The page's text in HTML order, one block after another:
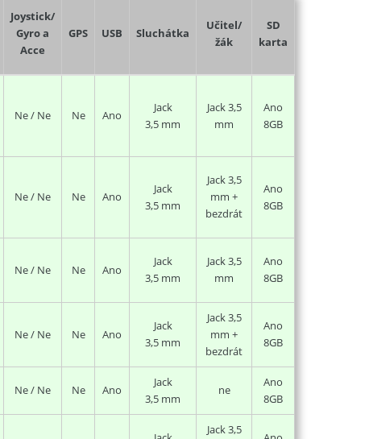
Joystick/
Gyro a
Acce
GPS USB Sluchátka
Učitel/
žák
SD
karta
Ne / Ne Ne Ano
Jack
3,5 mm
Jack 3,5
mm
Ano
8GB
Ne / Ne Ne Ano
Jack
3,5 mm
Jack 3,5
mm +
bezdrát
Ano
8GB
Ne / Ne Ne Ano
Jack
3,5 mm
Jack 3,5
mm
Ano
8GB
Ne / Ne Ne Ano
Jack
3,5 mm
Jack 3,5
mm +
bezdrát
Ano
8GB
Ne / Ne Ne Ano
Jack
3,5 mm
ne
Ano
8GB
Jack 3,5